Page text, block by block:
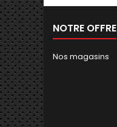
NOTRE OFFRE
Nos magasins